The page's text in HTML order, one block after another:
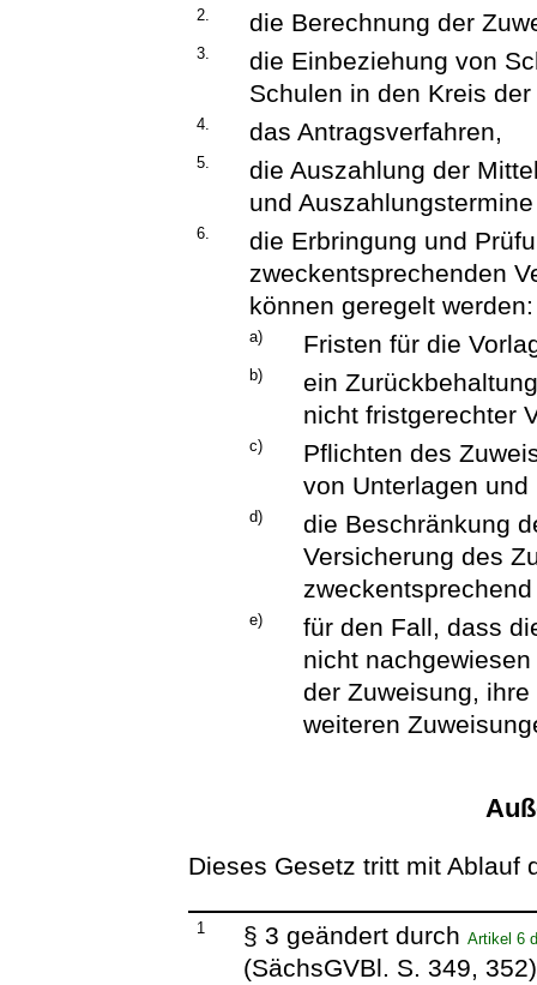
2. die Berechnung der
3.
die Einbeziehung von
Schulen in den Kreis
4. das Antragsverfahren,
5.
die Auszahlung der
und
6.
die Erbringung und
zweckentsprechenden
können geregelt werden:
a) Fristen für die
b)
ein
nicht fristgerechter
c)
Pflichten des
von Unterlagen und
d)
die Beschränkung
Versicherung des
e)
für den Fall, dass
nicht
der Zuweisung,
weiteren
Dieses Gesetz tritt mit
1 § 3 geändert durchArtikel 6
(SächsGVBl. S. 349,